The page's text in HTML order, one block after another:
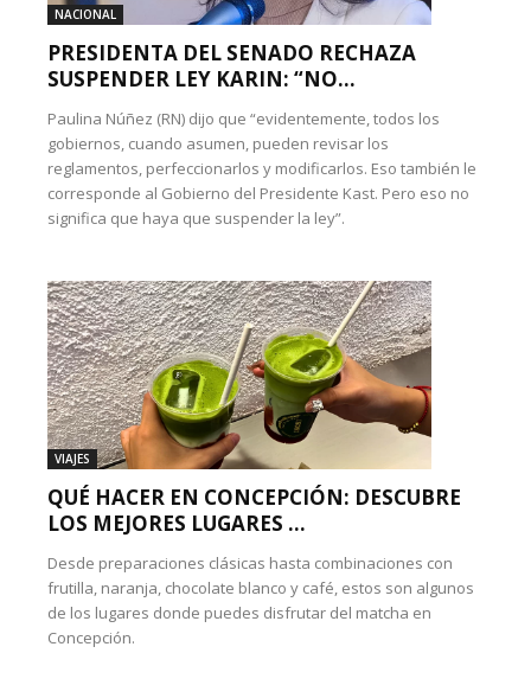
NACIONAL
PRESIDENTA DEL SENADO RECHAZA
SUSPENDER LEY KARIN: “NO...
Paulina Núñez (RN) dijo que “evidentemente, todos los
gobiernos, cuando asumen, pueden revisar los
reglamentos, perfeccionarlos y modificarlos. Eso también le
corresponde al Gobierno del Presidente Kast. Pero eso no
significa que haya que suspender la ley”.
VIAJES
QUÉ HACER EN CONCEPCIÓN: DESCUBRE
LOS MEJORES LUGARES ...
Desde preparaciones clásicas hasta combinaciones con
frutilla, naranja, chocolate blanco y café, estos son algunos
de los lugares donde puedes disfrutar del matcha en
Concepción.